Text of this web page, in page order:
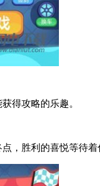
得攻略的乐趣。
，胜利的喜悦等待着